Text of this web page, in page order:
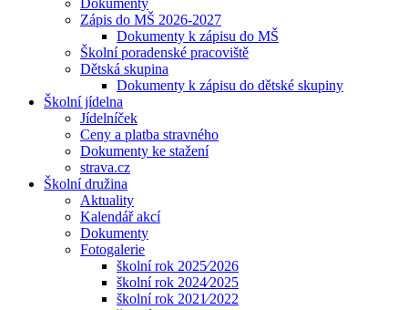
Dokumenty
Zápis do MŠ 2026-2027
Dokumenty k zápisu do MŠ
Školní poradenské pracoviště
Dětská skupina
Dokumenty k zápisu do dětské skupiny
Školní jídelna
Jídelníček
Ceny a platba stravného
Dokumenty ke stažení
strava.cz
Školní družina
Aktuality
Kalendář akcí
Dokumenty
Fotogalerie
školní rok 2025⁄2026
školní rok 2024⁄2025
školní rok 2021⁄2022